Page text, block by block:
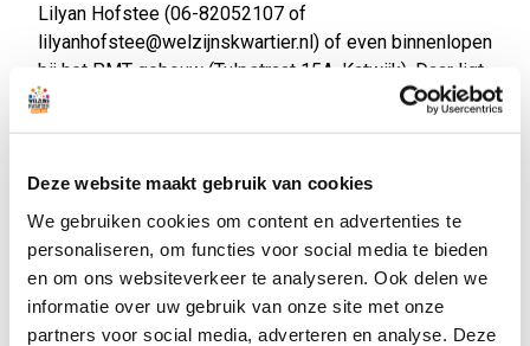
Deze website maakt gebruik van cookies
We gebruiken cookies om content en advertenties te
personaliseren, om functies voor social media te bieden
en om ons websiteverkeer te analyseren. Ook delen we
informatie over uw gebruik van onze site met onze
partners voor social media, adverteren en analyse. Deze
Lilyan Hofstee (06-82052107 of
lilyanhofstee@welzijnskwartier.nl) of even binnenlopen
bij het PMT-gebouw (Tulpstraat 15A, Katwijk). Daar ligt
een inschrijflijst klaar. Tevens kunt u bellen naar onze
Lijkt u het wat na de eerste les? U kunt lid worden. De
kosten voor de yogalessen zijn € 17,50 per maand. De
MBvO-lessen zijn € 11,-- per maand (2023-2024).
Meer informatie kunt u krijgen van onze
gediplomeerde docente. Kom langs en doe mee!